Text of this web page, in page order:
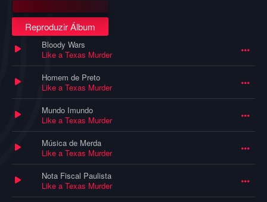
Reproduzir Álbum
Bloody Wars
Like a Texas Murder
Homem de Preto
Like a Texas Murder
Mundo Imundo
Like a Texas Murder
Música de Merda
Like a Texas Murder
Nota Fiscal Paulista
Like a Texas Murder